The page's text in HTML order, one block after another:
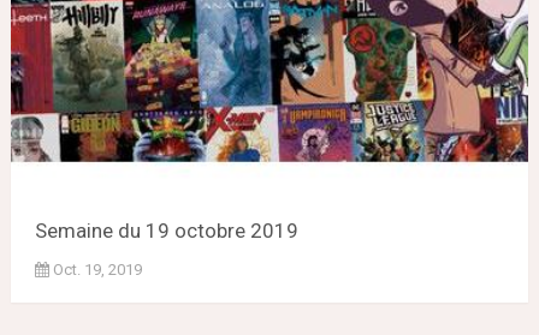
Semaine du 19 octobre 2019
Oct. 19, 2019